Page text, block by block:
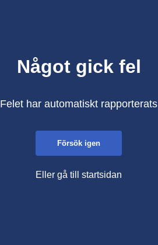
Något gick fel
Felet har automatiskt rapporterats
Försök igen
Eller gå till startsidan